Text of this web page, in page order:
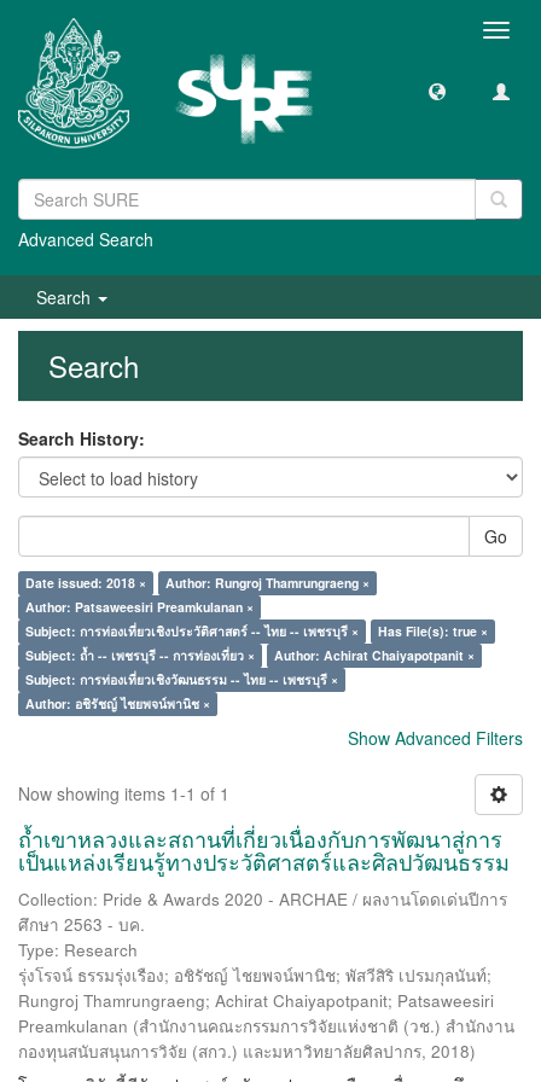
Advanced Search
Search
Search
Search History:
Go
Date issued: 2018 ×
Author: Rungroj Thamrungraeng ×
Author: Patsaweesiri Preamkulanan ×
Subject: การท่องเที่ยวเชิงประวัติศาสตร์ -- ไทย -- เพชรบุรี ×
Has File(s): true ×
Subject: ถ้ำ -- เพชรบุรี -- การท่องเที่ยว ×
Author: Achirat Chaiyapotpanit ×
Subject: การท่องเที่ยวเชิงวัฒนธรรม -- ไทย -- เพชรบุรี ×
Author: อชิรัชญ์ ไชยพจน์พานิช ×
Show Advanced Filters
Now showing items 1-1 of 1
ถ้ำเขาหลวงและสถานที่เกี่ยวเนื่องกับการพัฒนาสู่การ
เป็นแหล่งเรียนรู้ทางประวัติศาสตร์และศิลปวัฒนธรรม
Collection: Pride & Awards 2020 - ARCHAE / ผลงานโดดเด่นปีการ
ศึกษา 2563 - บค.
Type: Research
รุ่งโรจน์ ธรรมรุ่งเรือง; อชิรัชญ์ ไชยพจน์พานิช; พัสวีสิริ เปรมกุลนันท์;
Rungroj Thamrungraeng; Achirat Chaiyapotpanit; Patsaweesiri
Preamkulanan (สำนักงานคณะกรรมการวิจัยแห่งชาติ (วช.) สำนักงาน
กองทุนสนับสนุนการวิจัย (สกว.) และมหาวิทยาลัยศิลปากร, 2018)